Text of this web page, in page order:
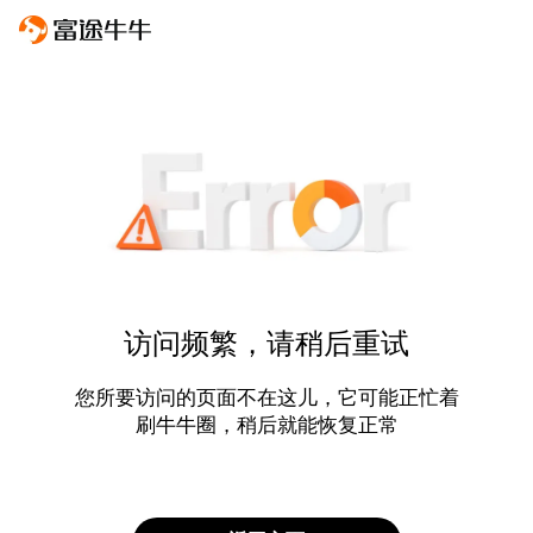
访问频繁，请稍后重试
您所要访问的页面不在这儿，它可能正忙着
刷牛牛圈，稍后就能恢复正常